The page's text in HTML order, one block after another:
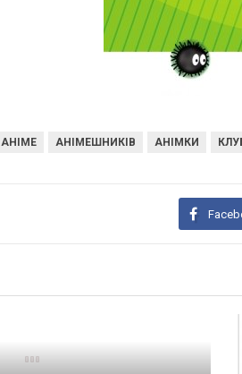
АНІМЕ АНІМЕШНИКІВ АНІМКИ